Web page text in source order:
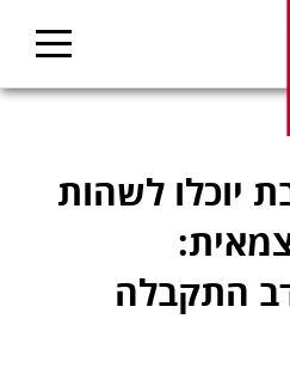
יוכלו לשהות
התקבלה